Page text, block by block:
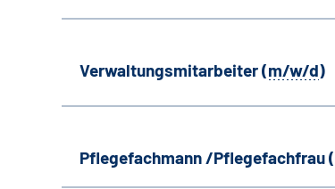
Verwaltungsmitarbeiter (m/w/d)
Pflegefachmann /Pflegefachfrau (